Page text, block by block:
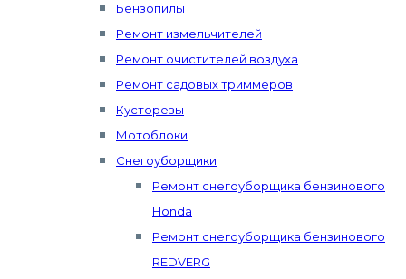
Бензопилы
Ремонт измельчителей
Ремонт очистителей воздуха
Ремонт садовых триммеров
Кусторезы
Мотоблоки
Снегоуборщики
Ремонт снегоуборщика бензинового
Honda
Ремонт снегоуборщика бензинового
REDVERG